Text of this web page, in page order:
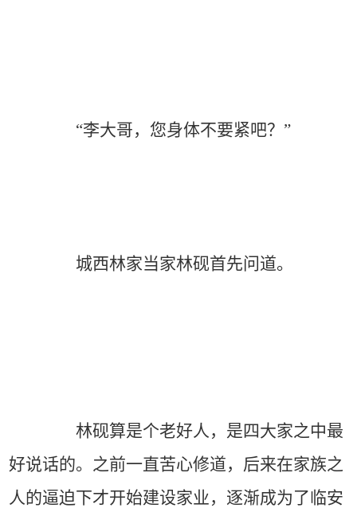
“李大哥，您身体不要紧吧？”
城西林家当家林砚首先问道。
林砚算是个老好人，是四大家之中最
好说话的。之前一直苦心修道，后来在家族之
人的逼迫下才开始建设家业，逐渐成为了临安